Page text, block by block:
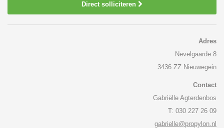
Direct solliciteren
Adres
Nevelgaarde 8
3436 ZZ Nieuwegein
Contact
Gabriëlle Agterdenbos
T: 030 227 26 09
gabrielle@propylon.nl